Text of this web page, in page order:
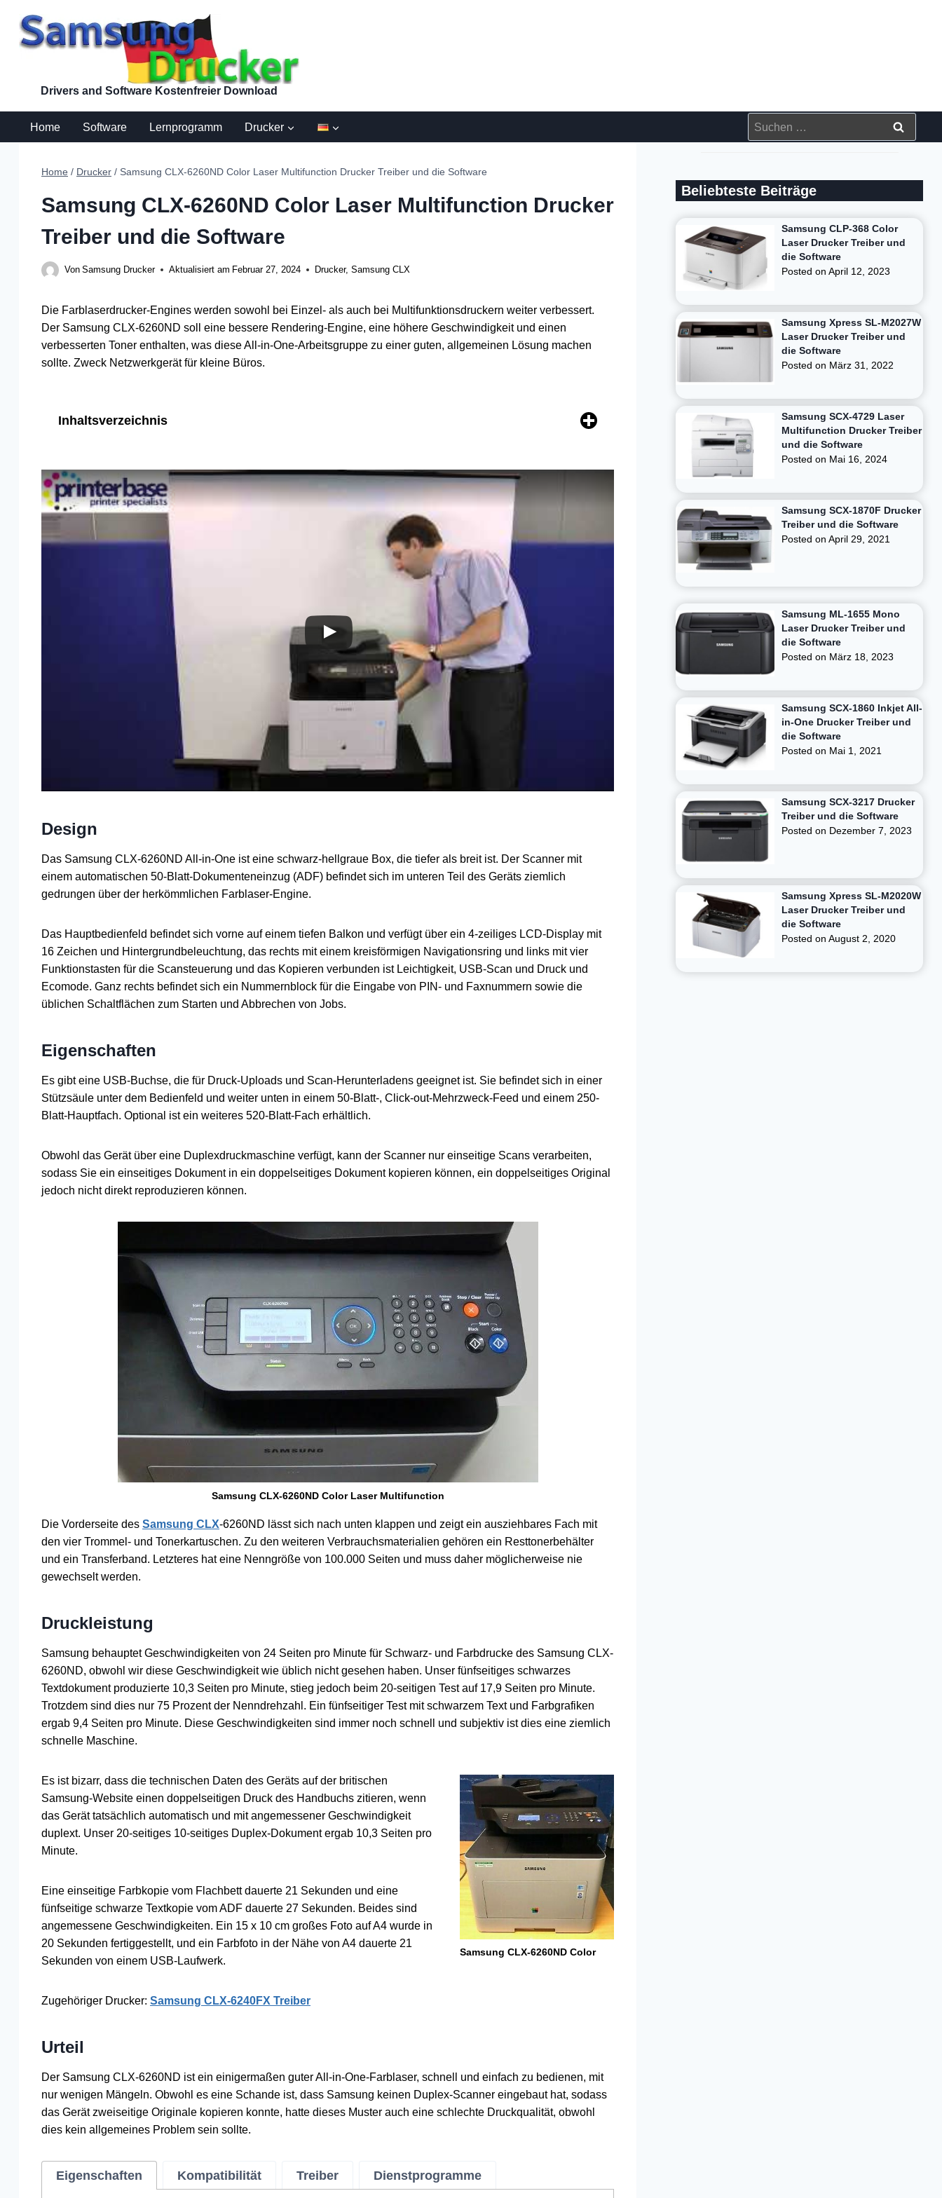
Inhalt
springen
Drivers and Software Kostenfreier Download
Home Software Lernprogramm Drucker
Suchen
nach:
Home / Drucker / Samsung CLX-6260ND Color Laser Multifunction Drucker Treiber und die Software
Samsung CLX-6260ND Color Laser Multifunction Drucker
Treiber und die Software
Von Samsung Drucker Aktualisiert am Februar 27, 2024 Drucker,Samsung CLX
Die Farblaserdrucker-Engines werden sowohl bei Einzel- als auch bei Multifunktionsdruckern weiter verbessert.
Der Samsung CLX-6260ND soll eine bessere Rendering-Engine, eine höhere Geschwindigkeit und einen
verbesserten Toner enthalten, was diese All-in-One-Arbeitsgruppe zu einer guten, allgemeinen Lösung machen
sollte. Zweck Netzwerkgerät für kleine Büros.
Inhaltsverzeichnis
Design
Das Samsung CLX-6260ND All-in-One ist eine schwarz-hellgraue Box, die tiefer als breit ist. Der Scanner mit
einem automatischen 50-Blatt-Dokumenteneinzug (ADF) befindet sich im unteren Teil des Geräts ziemlich
gedrungen über der herkömmlichen Farblaser-Engine.
Das Hauptbedienfeld befindet sich vorne auf einem tiefen Balkon und verfügt über ein 4-zeiliges LCD-Display mit
16 Zeichen und Hintergrundbeleuchtung, das rechts mit einem kreisförmigen Navigationsring und links mit vier
Funktionstasten für die Scansteuerung und das Kopieren verbunden ist Leichtigkeit, USB-Scan und Druck und
Ecomode. Ganz rechts befindet sich ein Nummernblock für die Eingabe von PIN- und Faxnummern sowie die
üblichen Schaltflächen zum Starten und Abbrechen von Jobs.
Eigenschaften
Es gibt eine USB-Buchse, die für Druck-Uploads und Scan-Herunterladens geeignet ist. Sie befindet sich in einer
Stützsäule unter dem Bedienfeld und weiter unten in einem 50-Blatt-, Click-out-Mehrzweck-Feed und einem 250-
Blatt-Hauptfach. Optional ist ein weiteres 520-Blatt-Fach erhältlich.
Obwohl das Gerät über eine Duplexdruckmaschine verfügt, kann der Scanner nur einseitige Scans verarbeiten,
sodass Sie ein einseitiges Dokument in ein doppelseitiges Dokument kopieren können, ein doppelseitiges Original
jedoch nicht direkt reproduzieren können.
Samsung CLX-6260ND Color Laser Multifunction
Die Vorderseite des Samsung CLX-6260ND lässt sich nach unten klappen und zeigt ein ausziehbares Fach mit
den vier Trommel- und Tonerkartuschen. Zu den weiteren Verbrauchsmaterialien gehören ein Resttonerbehälter
und ein Transferband. Letzteres hat eine Nenngröße von 100.000 Seiten und muss daher möglicherweise nie
gewechselt werden.
Druckleistung
Samsung behauptet Geschwindigkeiten von 24 Seiten pro Minute für Schwarz- und Farbdrucke des Samsung CLX-
6260ND, obwohl wir diese Geschwindigkeit wie üblich nicht gesehen haben. Unser fünfseitiges schwarzes
Textdokument produzierte 10,3 Seiten pro Minute, stieg jedoch beim 20-seitigen Test auf 17,9 Seiten pro Minute.
Trotzdem sind dies nur 75 Prozent der Nenndrehzahl. Ein fünfseitiger Test mit schwarzem Text und Farbgrafiken
ergab 9,4 Seiten pro Minute. Diese Geschwindigkeiten sind immer noch schnell und subjektiv ist dies eine ziemlich
schnelle Maschine.
Samsung CLX-6260ND Color
Es ist bizarr, dass die technischen Daten des Geräts auf der britischen
Samsung-Website einen doppelseitigen Druck des Handbuchs zitieren, wenn
das Gerät tatsächlich automatisch und mit angemessener Geschwindigkeit
duplext. Unser 20-seitiges 10-seitiges Duplex-Dokument ergab 10,3 Seiten pro
Minute.
Eine einseitige Farbkopie vom Flachbett dauerte 21 Sekunden und eine
fünfseitige schwarze Textkopie vom ADF dauerte 27 Sekunden. Beides sind
angemessene Geschwindigkeiten. Ein 15 x 10 cm großes Foto auf A4 wurde in
20 Sekunden fertiggestellt, und ein Farbfoto in der Nähe von A4 dauerte 21
Sekunden von einem USB-Laufwerk.
Zugehöriger Drucker: Samsung CLX-6240FX Treiber
Urteil
Der Samsung CLX-6260ND ist ein einigermaßen guter All-in-One-Farblaser, schnell und einfach zu bedienen, mit
nur wenigen Mängeln. Obwohl es eine Schande ist, dass Samsung keinen Duplex-Scanner eingebaut hat, sodass
das Gerät zweiseitige Originale kopieren konnte, hatte dieses Muster auch eine schlechte Druckqualität, obwohl
dies kein allgemeines Problem sein sollte.
Eigenschaften Kompatibilität Treiber Dienstprogramme
Beliebteste Beiträge
Samsung CLP-368 Color
Laser Drucker Treiber und
die Software
Posted onApril 12, 2023
Samsung Xpress SL-M2027W
Laser Drucker Treiber und
die Software
Posted on März 31, 2022
Samsung SCX-4729 Laser
Multifunction Drucker Treiber
und die Software
Posted on Mai 16, 2024
Samsung SCX-1870F Drucker
Treiber und die Software
Posted onApril 29, 2021
Samsung ML-1655 Mono
Laser Drucker Treiber und
die Software
Posted on März 18, 2023
Samsung SCX-1860 Inkjet All-
in-One Drucker Treiber und
die Software
Posted on Mai 1, 2021
Samsung SCX-3217 Drucker
Treiber und die Software
Posted on Dezember 7, 2023
Samsung Xpress SL-M2020W
Laser Drucker Treiber und
die Software
Posted onAugust 2, 2020